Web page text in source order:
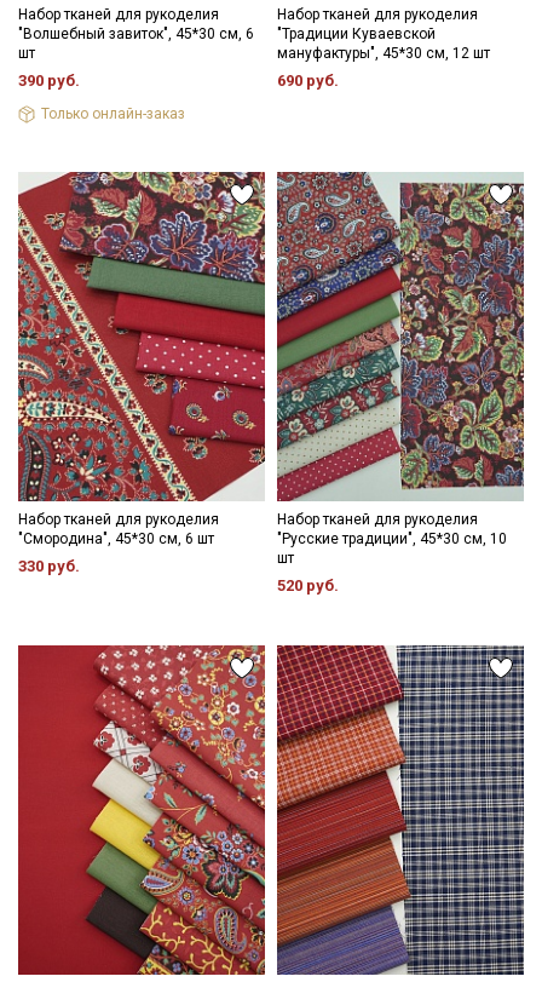
Набор тканей для рукоделия
"Волшебный завиток", 45*30 см, 6
шт
390 руб.
Только онлайн-заказ
Набор тканей для рукоделия
"Традиции Куваевской
мануфактуры", 45*30 см, 12 шт
690 руб.
Набор тканей для рукоделия
"Смородина", 45*30 см, 6 шт
330 руб.
Набор тканей для рукоделия
"Русские традиции", 45*30 см, 10
шт
520 руб.